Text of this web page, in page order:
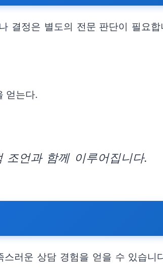
결정은 별도의 전문 판단이 필요
얻는다.
언과 함께 이루어집니다.
러운 상담 경험을 얻을 수 있습니